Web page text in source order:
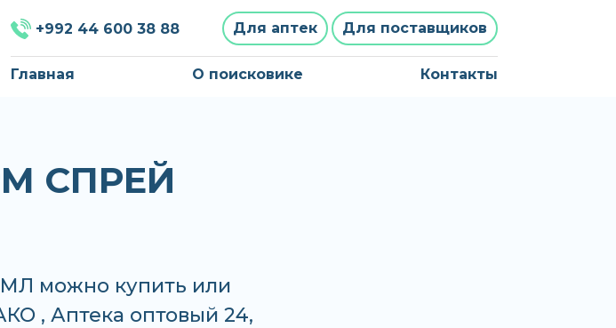
+992 44 600 38 88 Для аптек Для поставщиков
Главная О поисковике Контакты
СПРЕЙ
можно купить или
, Аптека оптовый 24,